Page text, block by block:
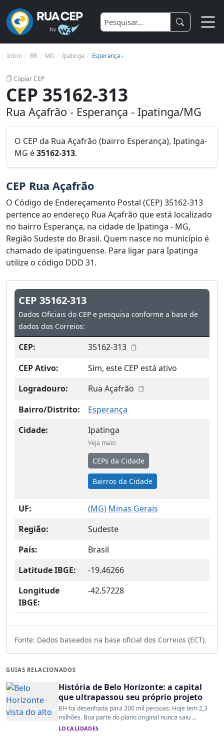
Início BR MG Ipatinga Esperança ›
Copiar CEP
CEP 35162-313
Rua Açafrão - Esperança - Ipatinga/MG
O CEP da Rua Açafrão (bairro Esperança), Ipatinga-
MG é35162-313.
CEP Rua Açafrão
O Código de Endereçamento Postal (CEP) 35162-313
pertence ao endereço Rua Açafrão que está localizado
no bairro Esperança, na cidade de Ipatinga - MG,
Região Sudeste do Brasil. Quem nasce no município é
chamado de ipatinguense. Para ligar para Ipatinga
utilize o código DDD 31.
CEP 35162-313
Dados Oficiais do CEP e pesquisa conforme a base de
dados dos Correios:
CEP:
35162-313
CEP Ativo:
Sim, este CEP está ativo
Logradouro:
Rua Açafrão
Bairro/Distrito:
Esperança
Cidade:
Ipatinga
Veja mais:
CEPs da Cidade
Bairros da Cidade
UF: (MG) Minas Gerais
Região:
Sudeste
País:
Brasil
Latitude IBGE:
-19.46266
Longitude
IBGE:
-42.57228
Fonte: Dados baseados na base oficial dos Correios (ECT).
GUIAS RELACIONADOS
História de Belo Horizonte: a capital
que ultrapassou seu próprio projeto
BH foi desenhada para 200 mil pessoas. Hoje tem 2,3
milhões. Boa parte do plano original nunca saiu ...
LOCALIDADES